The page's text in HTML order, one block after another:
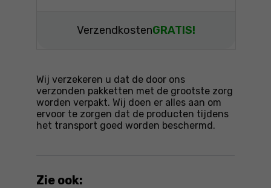
VerzendkostenGRATIS!
Wij verzekeren u dat de door ons
verzonden pakketten met de grootste zorg
worden verpakt. Wij doen er alles aan om
ervoor te zorgen dat de producten tijdens
het transport goed worden beschermd.
Zie ook: